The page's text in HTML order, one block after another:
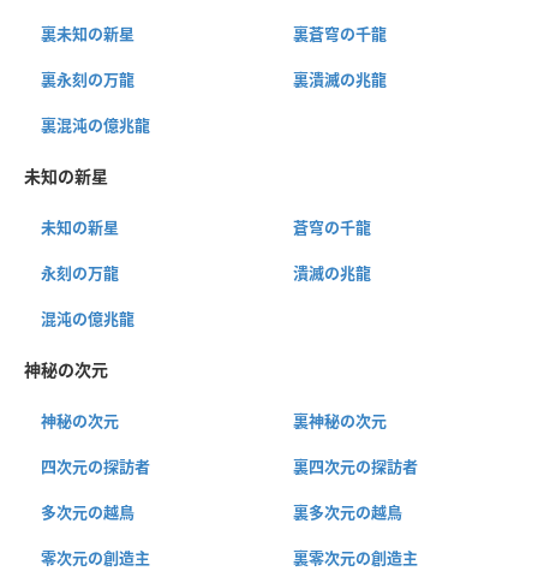
裏未知の新星 裏蒼穹の千龍
裏永刻の万龍 裏潰滅の兆龍
裏混沌の億兆龍
未知の新星
未知の新星 蒼穹の千龍
永刻の万龍 潰滅の兆龍
混沌の億兆龍
神秘の次元
神秘の次元 裏神秘の次元
四次元の探訪者 裏四次元の探訪者
多次元の越鳥 裏多次元の越鳥
零次元の創造主 裏零次元の創造主